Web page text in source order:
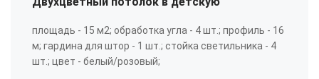
площадь - 15 м2; обработка угла - 4 шт.; профиль - 16
м; гардина для штор - 1 шт.; стойка светильника - 4
шт.; цвет - белый/розовый;